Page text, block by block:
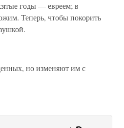
годы — евреем; в
Теперь, чтобы покорить
но изменяют им с